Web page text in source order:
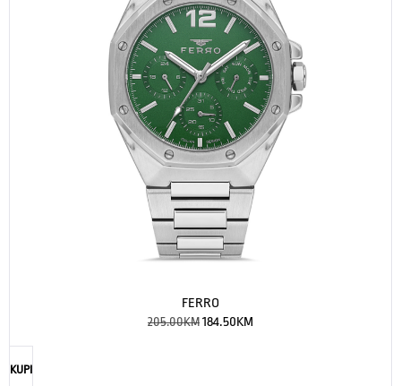
FERRO
205.00KM184.50KM
KUPI